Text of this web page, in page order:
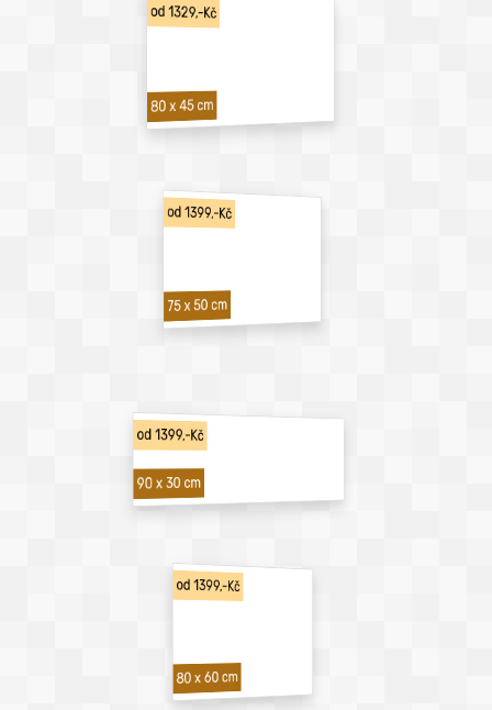
od 1329,-Kč
80 x 45 cm
od 1399,-Kč
75 x 50 cm
od 1399,-Kč
90 x 30 cm
od 1399,-Kč
80 x 60 cm